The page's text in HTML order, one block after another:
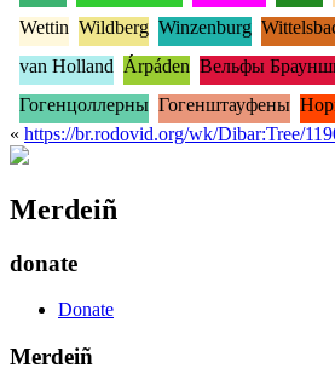
Wettin Wildberg Winzenburg
van Holland Árpáden Вельфы
Гогенцоллерны Гогенштауфены
« https://br.rodovid.org/wk/Dibar:Tree/
Merdeiñ
donate
Donate
Merdeiñ